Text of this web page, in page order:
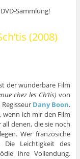
Sammlung!
(2008)
der wunderbare Film
chez les Ch’tis) von
Dany Boon.
ich mir den Film
denen, die sie noch
Wer französiche
Leichtigkeit des
ihre Vollendung.